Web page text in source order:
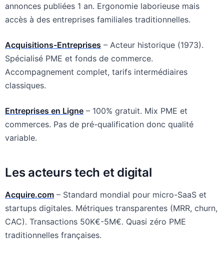
annonces publiées 1 an. Ergonomie laborieuse mais
accès à des entreprises familiales traditionnelles.
Acquisitions-Entreprises – Acteur historique (1973).
Spécialisé PME et fonds de commerce.
Accompagnement complet, tarifs intermédiaires
classiques.
Entreprises en Ligne – 100% gratuit. Mix PME et
commerces. Pas de pré-qualification donc qualité
variable.
Les acteurs tech et digital
Acquire.com – Standard mondial pour micro-SaaS et
startups digitales. Métriques transparentes (MRR, churn,
CAC). Transactions 50K€-5M€. Quasi zéro PME
traditionnelles françaises.